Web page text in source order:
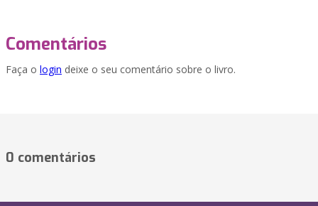
Comentários
Faça o login deixe o seu comentário sobre o livro.
0 comentários